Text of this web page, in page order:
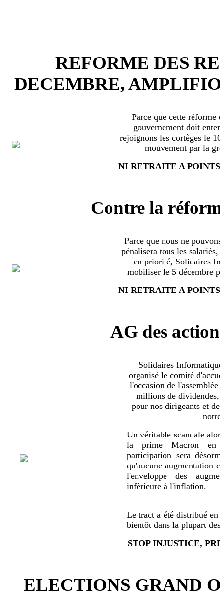
REFORME DES
DECEMBRE,
Parce que cette
gouvernement doit
rejoignons les cortèges le
mouvement par la
NI RETRAITE A
Contre la
Parce que nous ne
pénalisera tous les
en priorité, Solidaires
mobiliser le 5 décembre
NI RETRAITE A
AG des
Solidaires
organisé le comité
l'occasion de
millions de
pour nos dirigeants et
Un véritable scandale
la prime Macron
participation sera
qu'aucune augmentation
l'enveloppe des
inférieure à l'inflation.
Le tract a été distribué en
bientôt dans la plupart
STOP INJUSTICE,
ELECTIONS GRAND